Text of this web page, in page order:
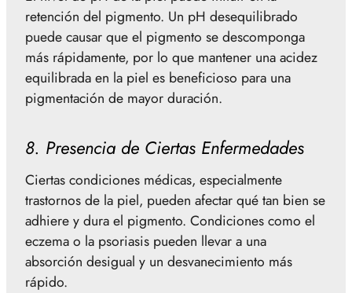
retención del pigmento. Un pH desequilibrado
puede causar que el pigmento se descomponga
más rápidamente, por lo que mantener una acidez
equilibrada en la piel es beneficioso para una
pigmentación de mayor duración.
8. Presencia de Ciertas Enfermedades
Ciertas condiciones médicas, especialmente
trastornos de la piel, pueden afectar qué tan bien se
adhiere y dura el pigmento. Condiciones como el
eczema o la psoriasis pueden llevar a una
absorción desigual y un desvanecimiento más
rápido.